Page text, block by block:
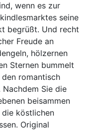
wenn es zur
seine
begrüßt. Und recht
Freude an
hölzernen
Sternen bummelt
romantisch
Sie die
beisammen
die köstlichen
Original